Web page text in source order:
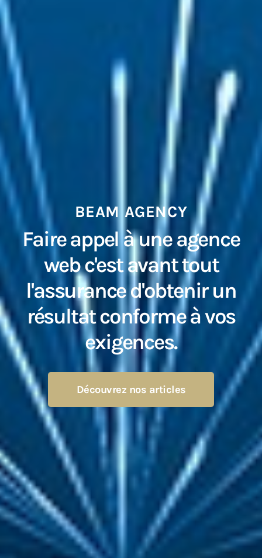
BEAM AGENCY
Faire appel à une agence
web c'est avant tout
l'assurance d'obtenir un
résultat conforme à vos
exigences.
Découvrez nos articles